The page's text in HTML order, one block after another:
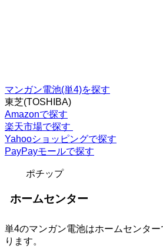
マンガン電池(単4)を探す
東芝(TOSHIBA)
Amazonで探す
楽天市場で探す
Yahooショッピングで探す
PayPayモールで探す
ポチップ
ホームセンター
単4のマンガン電池はホームセンタ
ります。